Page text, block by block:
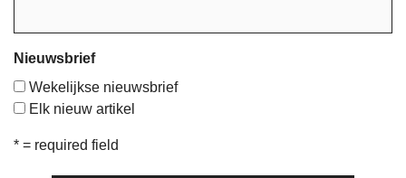
Nieuwsbrief
Wekelijkse nieuwsbrief
Elk nieuw artikel
* = required field